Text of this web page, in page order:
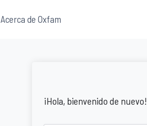
Acerca de Oxfam
¡Hola, bienvenido de nuevo!